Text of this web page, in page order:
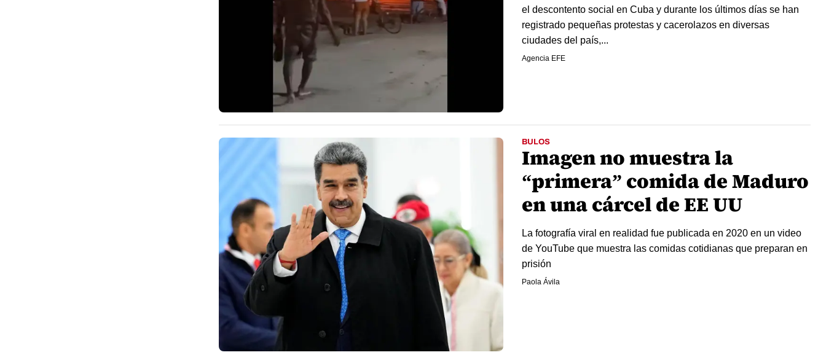
el descontento social en Cuba y durante los últimos días se han
registrado pequeñas protestas y cacerolazos en diversas
ciudades del país,...
Agencia EFE
BULOS
Imagen no muestra la
“primera” comida de Maduro
en una cárcel de EE UU
La fotografía viral en realidad fue publicada en 2020 en un video
de YouTube que muestra las comidas cotidianas que preparan en
prisión
Paola Ávila